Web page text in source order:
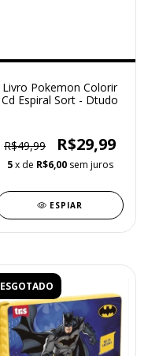
Livro Pokemon Colorir
Cd Espiral Sort - Dtudo
R$49,99 R$29,99
5 x de R$6,00 sem juros
ESPIAR
ESGOTADO